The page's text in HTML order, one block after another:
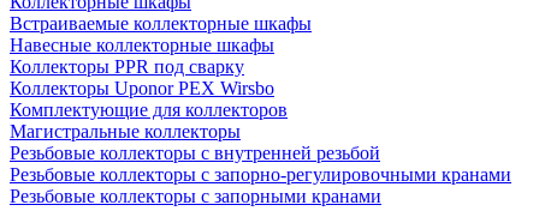
Встраиваемые коллекторные шкафы
Навесные коллекторные шкафы
Коллекторы PPR под сварку
Коллекторы Uponor PEX Wirsbo
Комплектующие для коллекторов
Магистральные коллекторы
Резьбовые коллекторы с внутренней резьбой
Резьбовые коллекторы с запорно-регулировочными кранами
Резьбовые коллекторы с запорными кранами